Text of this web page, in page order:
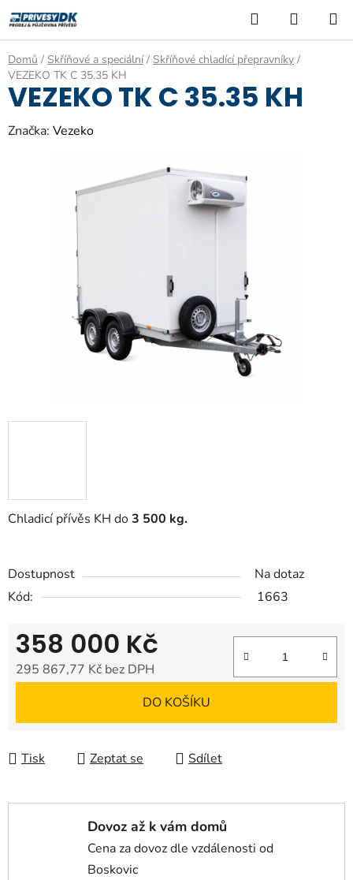
na
obsah
Hledat
KOŠÍK
Domů / Skříňové a speciální / Skříňové chladící přepravníky /
VEZEKO TK C 35.35 KH
Chladicí přívěs KH do3 500 kg.
Dostupnost
Na dotaz
Kód:
1663
358 000 Kč
295 867,77 Kč bez DPH
DO KOŠÍKU
Tisk Zeptat se Sdílet
VEZEKO TK C 35.35 KH
Značka: Vezeko
Dovoz až k vám domů
Cena za dovoz dle vzdálenosti od
Boskovic